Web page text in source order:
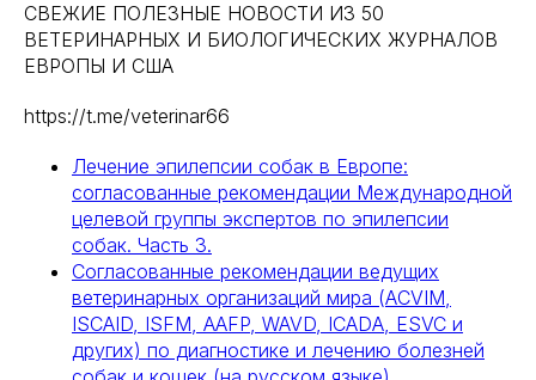
СВЕЖИЕ ПОЛЕЗНЫЕ НОВОСТИ ИЗ 50
ВЕТЕРИНАРНЫХ И БИОЛОГИЧЕСКИХ ЖУРНАЛОВ
ЕВРОПЫ И США
https://t.me/veterinar66
Лечение эпилепсии собак в Европе:
согласованные рекомендации Международной
целевой группы экспертов по эпилепсии
собак. Часть 3.
Согласованные рекомендации ведущих
ветеринарных организаций мира (АCVIM,
ISCAID, ISFM, AAFP, WAVD, ICADA, ESVC и
других) по диагностике и лечению болезней